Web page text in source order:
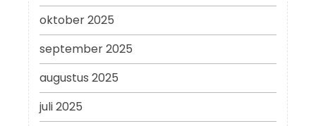
oktober 2025
september 2025
augustus 2025
juli 2025